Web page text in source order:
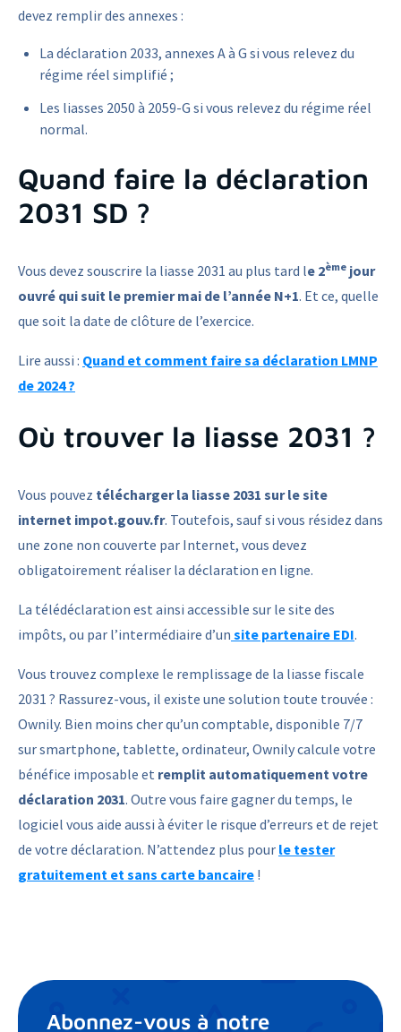
devez remplir des annexes :
La déclaration 2033, annexes A à G si vous relevez du
régime réel simplifié ;
Les liasses 2050 à 2059-G si vous relevez du régime réel
normal.
Quand faire la déclaration
2031 SD ?
Vous devez souscrire la liasse 2031 au plus tard le 2ème jour
ouvré qui suit le premier mai de l’année N+1. Et ce, quelle
que soit la date de clôture de l’exercice.
Lire aussi : Quand et comment faire sa déclaration LMNP
de 2024 ?
Où trouver la liasse 2031 ?
Vous pouvez télécharger la liasse 2031 sur le site
internet impot.gouv.fr. Toutefois, sauf si vous résidez dans
une zone non couverte par Internet, vous devez
obligatoirement réaliser la déclaration en ligne.
La télédéclaration est ainsi accessible sur le site des
impôts, ou par l’intermédiaire d’un site partenaire EDI.
Vous trouvez complexe le remplissage de la liasse fiscale
2031 ? Rassurez-vous, il existe une solution toute trouvée :
Ownily. Bien moins cher qu’un comptable, disponible 7/7
sur smartphone, tablette, ordinateur, Ownily calcule votre
bénéfice imposable et remplit automatiquement votre
déclaration 2031. Outre vous faire gagner du temps, le
logiciel vous aide aussi à éviter le risque d’erreurs et de rejet
de votre déclaration. N’attendez plus pour le tester
gratuitement et sans carte bancaire !
Abonnez-vous à notre